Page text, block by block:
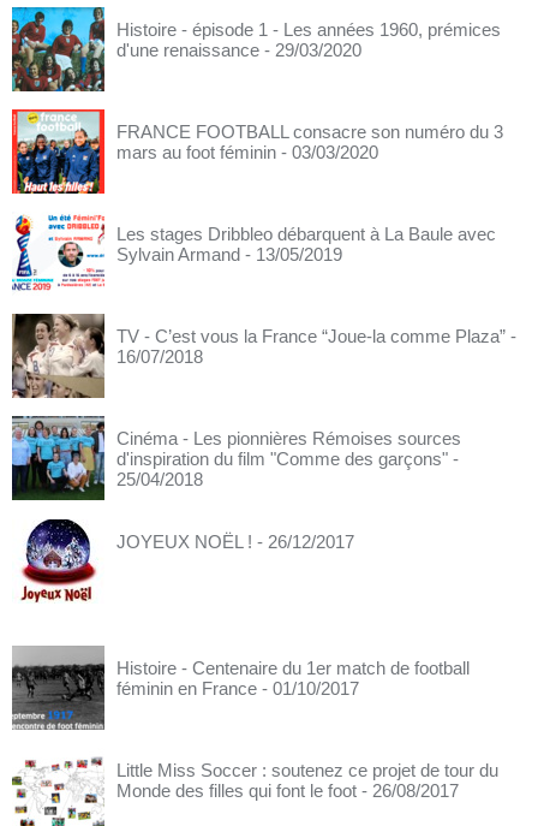
Histoire - épisode 1 - Les années 1960, prémices
d'une renaissance - 29/03/2020
FRANCE FOOTBALL consacre son numéro du 3
mars au foot féminin - 03/03/2020
Les stages Dribbleo débarquent à La Baule avec
Sylvain Armand - 13/05/2019
TV - C’est vous la France “Joue-la comme Plaza” -
16/07/2018
Cinéma - Les pionnières Rémoises sources
d'inspiration du film "Comme des garçons" -
25/04/2018
JOYEUX NOËL ! - 26/12/2017
Histoire - Centenaire du 1er match de football
féminin en France - 01/10/2017
Little Miss Soccer : soutenez ce projet de tour du
Monde des filles qui font le foot - 26/08/2017